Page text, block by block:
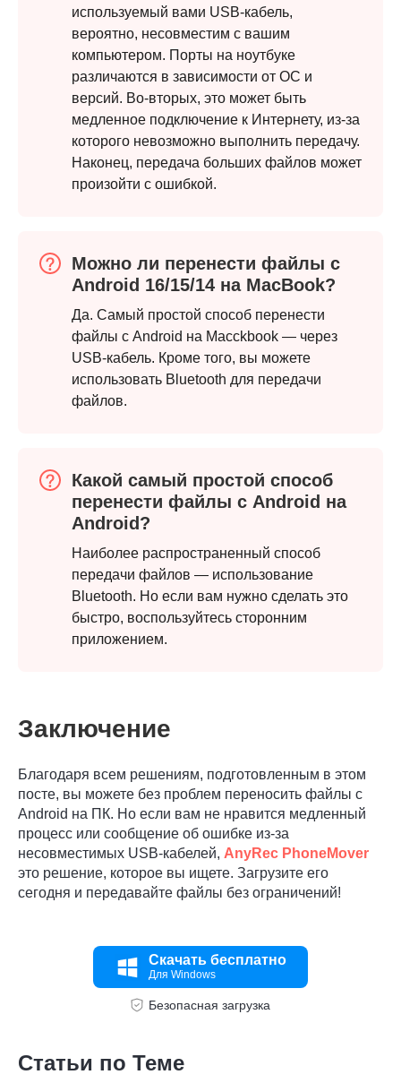
Шаг 3.
используемый вами USB-кабель,
вероятно, несовместим с вашим
компьютером. Порты на ноутбуке
различаются в зависимости от ОС и
версий. Во-вторых, это может быть
медленное подключение к Интернету, из-за
которого невозможно выполнить передачу.
Наконец, передача больших файлов может
произойти с ошибкой.
Можно ли перенести файлы с
Android 16/15/14 на MacBook?
Да. Самый простой способ перенести
файлы с Android на Macckbook — через
USB-кабель. Кроме того, вы можете
использовать Bluetooth для передачи
файлов.
Какой самый простой способ
перенести файлы с Android на
Android?
Наиболее распространенный способ
передачи файлов — использование
Bluetooth. Но если вам нужно сделать это
быстро, воспользуйтесь сторонним
приложением.
Заключение
Благодаря всем решениям, подготовленным в этом
посте, вы можете без проблем переносить файлы с
Android на ПК. Но если вам не нравится медленный
процесс или сообщение об ошибке из-за
несовместимых USB-кабелей, AnyRec PhoneMover
это решение, которое вы ищете. Загрузите его
сегодня и передавайте файлы без ограничений!
Скачать бесплатно
Для Windows
Безопасная загрузка
Статьи по Теме